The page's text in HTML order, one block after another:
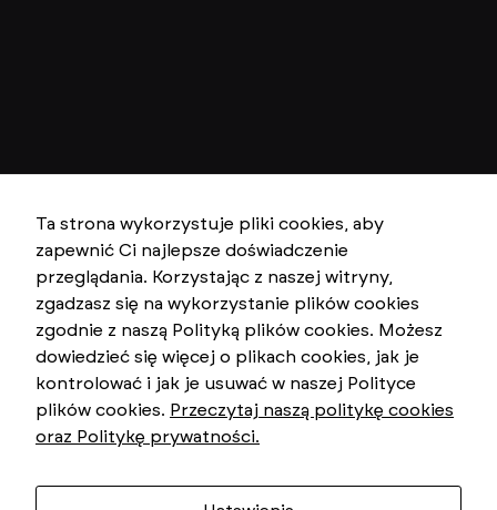
Ta strona wykorzystuje pliki cookies, aby
zapewnić Ci najlepsze doświadczenie
przeglądania. Korzystając z naszej witryny,
zgadzasz się na wykorzystanie plików cookies
zgodnie z naszą Polityką plików cookies. Możesz
dowiedzieć się więcej o plikach cookies, jak je
kontrolować i jak je usuwać w naszej Polityce
plików cookies. Przeczytaj naszą politykę cookies
oraz Politykę prywatności.